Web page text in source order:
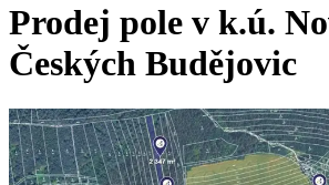
Prodej pole v k.ú.
Českých Budějovic